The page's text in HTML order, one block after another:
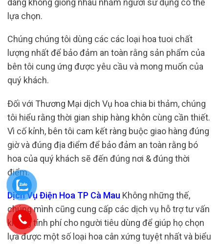
lựa chọn.
Chúng chúng tôi dùng các các loại hoa tuoi chất
lượng nhất để bảo đảm an toàn rằng sản phẩm của
bên tôi cung ứng được yêu cầu và mong muốn của
quý khách.
Đối với Thương Mại dịch Vụ hoa chia bi thảm, chúng
tôi hiểu rằng thời gian ship hàng khôn cùng cần thiết.
Vì cố kỉnh, bên tôi cam kết ràng buộc giao hàng đúng
giờ và đúng địa điểm để bảo đảm an toàn rằng bó
hoa của quý khách sẽ đến đúng nơi & đúng thời
điểm.
Dịch Vụ Điện Hoa TP Cà Mau Không những thế,
chúng mình cũng cung cấp các dịch vụ hỗ trợ tư vấn
không tính phí cho người tiêu dùng để giúp họ chọn
lựa được một số loại hoa cân xứng tuyệt nhất và biểu